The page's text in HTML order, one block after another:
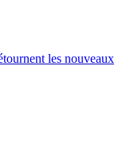
les nouveaux